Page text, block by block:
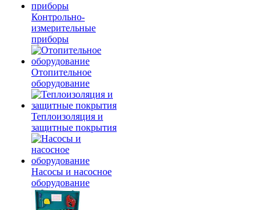
Контрольно-
измерительные
приборы
Отопительное
оборудование
Теплоизоляция и
защитные покрытия
Насосы и насосное
оборудование